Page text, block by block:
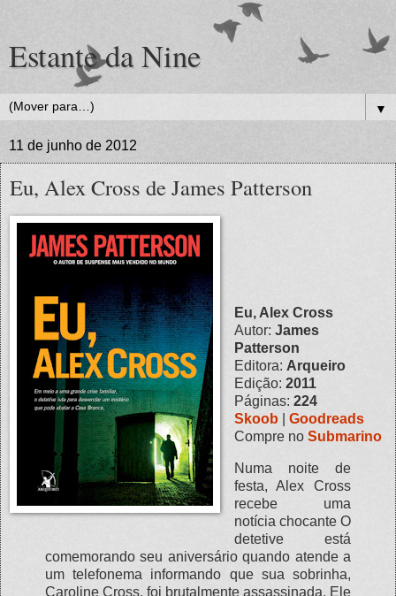
Estante da Nine
▼
11 de junho de 2012
Eu, Alex Cross de James Patterson
Eu, Alex Cross
Autor: James
Patterson
Editora: Arqueiro
Edição: 2011
Páginas: 224
Skoob
Goodreads
Compre no Submarino
Numa noite de
festa, Alex Cross
recebe uma
notícia chocante O
detetive está
comemorando seu aniversário quando atende a
um telefonema informando que sua sobrinha,
Caroline Cross, foi brutalmente assassinada. Ele